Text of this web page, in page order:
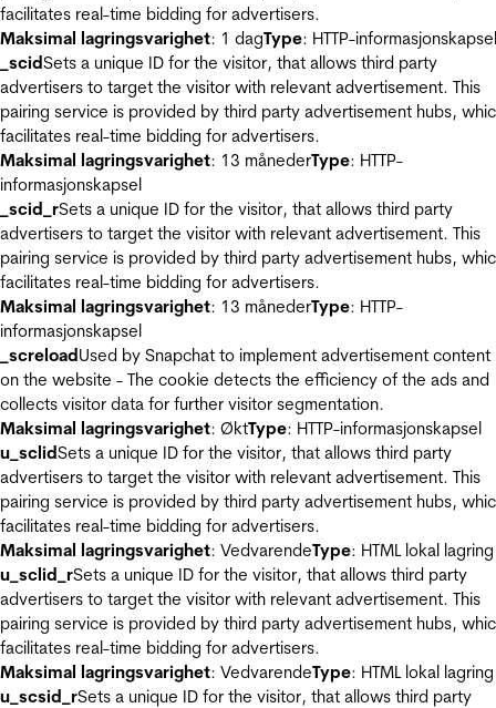
facilitates real-time bidding for advertisers.
Maksimal lagringsvarighet: 1 dagType: HTTP-informasjonskapsel
_scidSets a unique ID for the visitor, that allows third party
advertisers to target the visitor with relevant advertisement. This
pairing service is provided by third party advertisement hubs,
facilitates real-time bidding for advertisers.
Maksimal lagringsvarighet: 13 månederType: HTTP-
informasjonskapsel
_scid_rSets a unique ID for the visitor, that allows third party
advertisers to target the visitor with relevant advertisement. This
pairing service is provided by third party advertisement hubs,
facilitates real-time bidding for advertisers.
Maksimal lagringsvarighet: 13 månederType: HTTP-
informasjonskapsel
_screloadUsed by Snapchat to implement advertisement content
on the website - The cookie detects the efficiency of the ads and
collects visitor data for further visitor segmentation.
Maksimal lagringsvarighet: ØktType: HTTP-informasjonskapsel
u_sclidSets a unique ID for the visitor, that allows third party
advertisers to target the visitor with relevant advertisement. This
pairing service is provided by third party advertisement hubs,
facilitates real-time bidding for advertisers.
Maksimal lagringsvarighet: VedvarendeType: HTML lokal lagring
u_sclid_rSets a unique ID for the visitor, that allows third party
advertisers to target the visitor with relevant advertisement. This
pairing service is provided by third party advertisement hubs,
facilitates real-time bidding for advertisers.
Maksimal lagringsvarighet: VedvarendeType: HTML lokal lagring
u_scsid_rSets a unique ID for the visitor, that allows third party